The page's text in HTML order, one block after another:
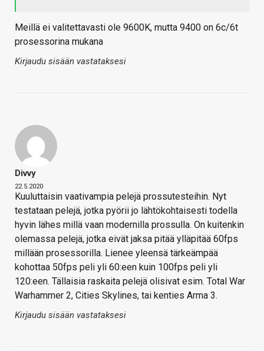
Meillä ei valitettavasti ole 9600K, mutta 9400 on 6c/6t
prosessorina mukana
Kirjaudu sisään vastataksesi
Divvy
22.5.2020
Kuuluttaisin vaativampia pelejä prossutesteihin. Nyt
testataan pelejä, jotka pyörii jo lähtökohtaisesti todella
hyvin lähes millä vaan modernilla prossulla. On kuitenkin
olemassa pelejä, jotka eivät jaksa pitää ylläpitää 60fps
millään prosessorilla. Lienee yleensä tärkeämpää
kohottaa 50fps peli yli 60:een kuin 100fps peli yli
120:een. Tällaisia raskaita pelejä olisivat esim. Total War
Warhammer 2, Cities Skylines, tai kenties Arma 3.
Kirjaudu sisään vastataksesi